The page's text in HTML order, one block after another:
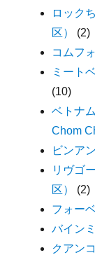
ロック
区）
(2)
コムフ
ミート
(10)
ベトナ
Chom
ビンア
リヴゴ
区）
(2)
フォー
バイン
クアン